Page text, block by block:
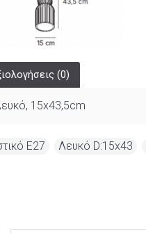
(0)
15x43,5cm
E27 Λευκό D:15x43